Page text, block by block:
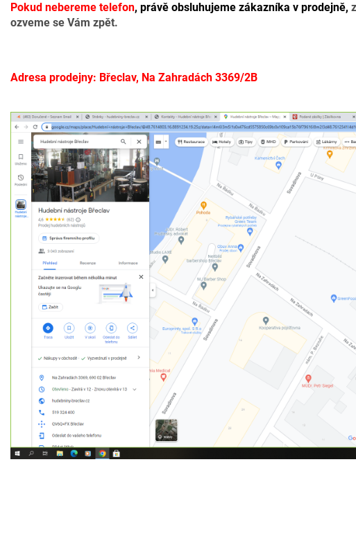
Pokud nebereme telefon, právě obsluhujeme zákazníka v prodejně,
ozveme se Vám zpět.
Adresa prodejny: Břeclav, Na Zahradách 3369/2B